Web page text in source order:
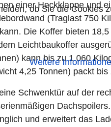
einer Heckklappe und
(Traglast 750
Die Koffer bieten
Leichtbaukoffer
kann bis zu 1.060
4,25 Tonnen) packt
Schwenktür auf der
und erweitert das
ob Sie die
Weitere